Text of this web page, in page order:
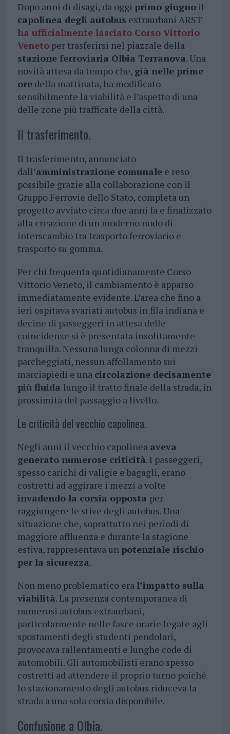
Dopo anni di disagi, da oggi primo giugnoil
capolinea degli autobus extraurbani ARST
ha ufficialmente lasciato Corso Vittorio
Venetoper trasferirsi nel piazzale della
stazione ferroviaria Olbia Terranova. Una
novità attesa da tempo che, già nelle prime
oredella mattinata, ha modificato
sensibilmente la viabilità e l’aspetto di una
delle zone più trafficate della città.
Il trasferimento.
Il trasferimento, annunciato
dall’amministrazione comunalee reso
possibile grazie alla collaborazione con il
Gruppo Ferrovie dello Stato, completa un
progetto avviato circa due anni fa e finalizzato
alla creazione di un moderno nodo di
interscambio tra trasporto ferroviario e
trasporto su gomma.
Per chi frequenta quotidianamente Corso
Vittorio Veneto, il cambiamento è apparso
immediatamente evidente. L’area che fino a
ieri ospitava svariati autobus in fila indiana e
decine di passeggeri in attesa delle
coincidenze si è presentata insolitamente
tranquilla. Nessuna lunga colonna di mezzi
parcheggiati, nessun affollamento sui
marciapiedi e una circolazione decisamente
più fluida lungo il tratto finale della strada, in
prossimità del passaggio a livello.
Le criticità del vecchio capolinea.
Negli anni il vecchio capolinea aveva
generato numerose criticità. I passeggeri,
spesso carichi di valigie e bagagli, erano
costretti ad aggirare i mezzi a volte
invadendo la corsia opposta per
raggiungere le stive degli autobus. Una
situazione che, soprattutto nei periodi di
maggiore affluenza e durante la stagione
estiva, rappresentava un potenziale rischio
per la sicurezza.
Non meno problematico era l’impatto sulla
viabilità. La presenza contemporanea di
numerosi autobus extraurbani,
particolarmente nelle fasce orarie legate agli
spostamenti degli studenti pendolari,
provocava rallentamenti e lunghe code di
automobili. Gli automobilisti erano spesso
costretti ad attendere il proprio turno poiché
lo stazionamento degli autobus riduceva la
strada a una sola corsia disponibile.
Confusione a Olbia.